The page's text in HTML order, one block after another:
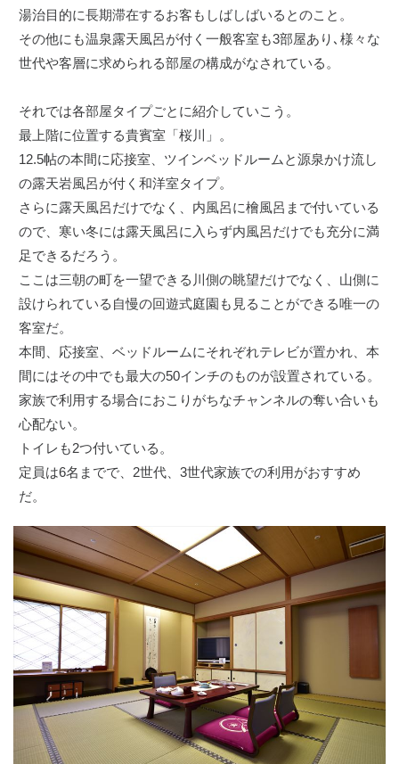
湯治目的に長期滞在するお客もしばしばいるとのこと。
その他にも温泉露天風呂が付く一般客室も3部屋あり､様々な
世代や客層に求められる部屋の構成がなされている。
それでは各部屋タイプごとに紹介していこう。
最上階に位置する貴賓室「桜川」。
12.5帖の本間に応接室、ツインベッドルームと源泉かけ流し
の露天岩風呂が付く和洋室タイプ。
さらに露天風呂だけでなく、内風呂に檜風呂まで付いている
ので、寒い冬には露天風呂に入らず内風呂だけでも充分に満
足できるだろう。
ここは三朝の町を一望できる川側の眺望だけでなく、山側に
設けられている自慢の回遊式庭園も見ることができる唯一の
客室だ。
本間、応接室、ベッドルームにそれぞれテレビが置かれ、本
間にはその中でも最大の50インチのものが設置されている。
家族で利用する場合におこりがちなチャンネルの奪い合いも
心配ない。
トイレも2つ付いている。
定員は6名までで、2世代、3世代家族での利用がおすすめ
だ。